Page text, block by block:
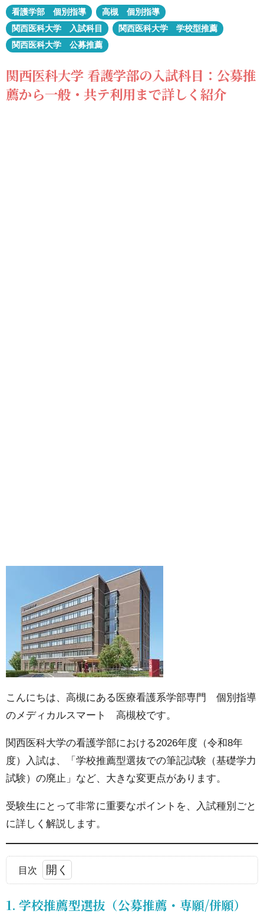
看護学部 個別指導
高槻 個別指導
関西医科大学 入試科目
関西医科大学 学校型推薦
関西医科大学 公募推薦
関西医科大学 看護学部の入試科目：公募推
薦から一般・共テ利用まで詳しく紹介
こんにちは、高槻にある医療看護系学部専門 個別指導
のメディカルスマート 高槻校です。
関西医科大学の看護学部における2026年度（令和8年
度）入試は、「学校推薦型選抜での筆記試験（基礎学力
試験）の廃止」など、大きな変更点があります。
受験生にとって非常に重要なポイントを、入試種別ごと
に詳しく解説します。
目次
1.
1. 学校推薦型選抜（公募推薦・専願/併願）